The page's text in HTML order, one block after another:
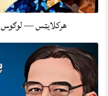
هرکلایټس —